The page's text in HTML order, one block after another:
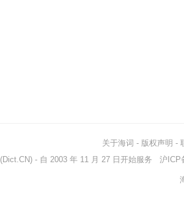
关于海词 - 版权声明 -
(Dict.CN) - 自 2003 年 11 月 27 日开始服务 沪ICP